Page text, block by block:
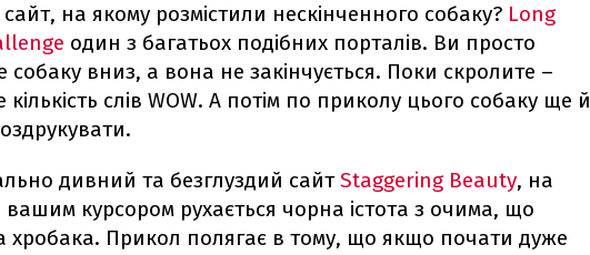
на якому розмістили нескінченного собаку? Long
один з багатьох подібних порталів. Ви просто
собаку вниз, а вона не закінчується. Поки скролите –
кількість слів WOW. А потім по приколу цього собаку ще й
дивний та безглуздий сайтStaggering Beauty, на
вашим курсором рухається чорна істота з очима, що
хробака. Прикол полягає в тому, що якщо почати дуже